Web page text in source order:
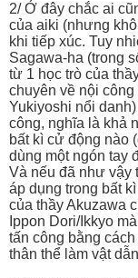
2/ Ở đây chắc ai
của aiki (nhưng
khi tiếp xúc. Tuy
Sagawa-ha (trong
từ 1 học trò của
chuyên về nội
Yukiyoshi nổi
công, nghĩa là khả
bất kì cử động nào
dùng một ngón tay
Và nếu đã như vậy
áp dụng trong bất
của thầy Akuzawa
Ippon Dori/Ikkyo
tấn công bằng
thân thể làm vật